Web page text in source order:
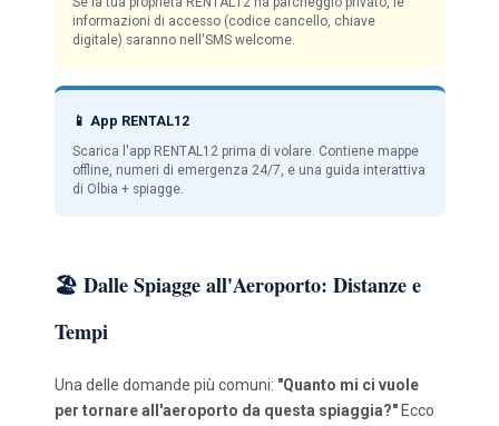
informazioni di accesso (codice cancello, chiave
digitale) saranno nell'SMS welcome.
📱 App RENTAL12
Scarica l'app RENTAL12 prima di volare. Contiene mappe
offline, numeri di emergenza 24/7, e una guida interattiva
di Olbia + spiagge.
🏖️ Dalle Spiagge all'Aeroporto: Distanze e
Tempi
Una delle domande più comuni: "Quanto mi ci vuole
per tornare all'aeroporto da questa spiaggia?"Ecco